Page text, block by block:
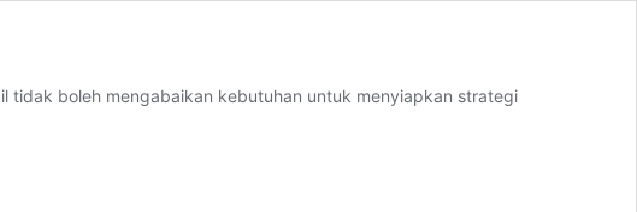
tidak boleh mengabaikan kebutuhan untuk menyiapkan strategi